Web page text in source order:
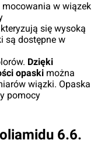
mocowania w wiązek
się wysoką
są dostępne w
Dzięki
opaski można
wiązki. Opaska
pomocy
6.6.